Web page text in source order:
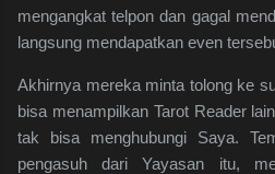
mengangkat telpon dan gagal
langsung mendapatkan even
Akhirnya mereka minta tolong ke
bisa menampilkan Tarot Reader
tak bisa menghubungi Saya.
pengasuh dari Yayasan itu,